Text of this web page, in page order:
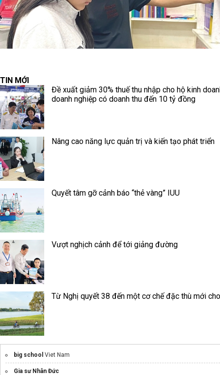
TIN MỚI
Đề xuất giảm 30% thuế thu nhập cho hộ kinh
doanh nghiệp có doanh thu đến 10 tỷ đồng
Nâng cao năng lực quản trị và kiến tạo phát triển
Quyết tâm gỡ cảnh báo “thẻ vàng” IUU
Vượt nghịch cảnh để tới giảng đường
Từ Nghị quyết 38 đến một cơ chế đặc thù mới
big school Viet Nam
Gia sư Nhân Đức